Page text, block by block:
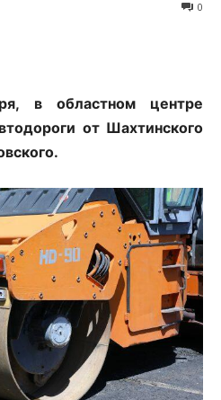
0
в областном центре
от Шахтинского